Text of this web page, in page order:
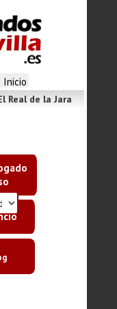
Inicio
Real de la Jara